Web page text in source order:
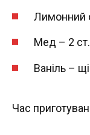
Лимонний
Мед – 2
Ваніль –
Час